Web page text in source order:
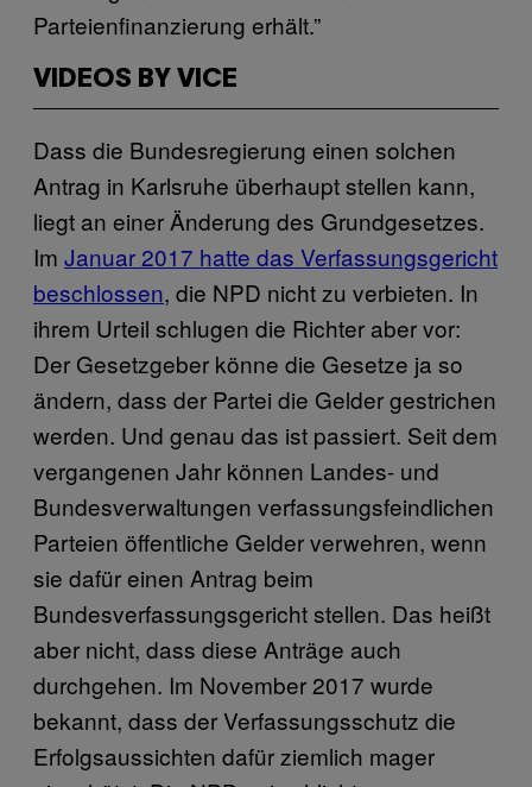
Parteienfinanzierung erhält.”
VIDEOS BY VICE
Dass die Bundesregierung einen solchen
Antrag in Karlsruhe überhaupt stellen kann,
liegt an einer Änderung des Grundgesetzes.
Im Januar 2017 hatte das Verfassungsgericht
beschlossen, die NPD nicht zu verbieten. In
ihrem Urteil schlugen die Richter aber vor:
Der Gesetzgeber könne die Gesetze ja so
ändern, dass der Partei die Gelder gestrichen
werden. Und genau das ist passiert. Seit dem
vergangenen Jahr können Landes- und
Bundesverwaltungen verfassungsfeindlichen
Parteien öffentliche Gelder verwehren, wenn
sie dafür einen Antrag beim
Bundesverfassungsgericht stellen. Das heißt
aber nicht, dass diese Anträge auch
durchgehen. Im November 2017 wurde
bekannt, dass der Verfassungsschutz die
Erfolgsaussichten dafür ziemlich mager